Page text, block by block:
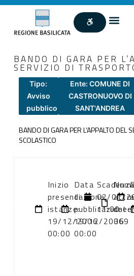
BANDO DI GARA PER
SERVIZIO DI
Tipo:
Avviso
pubblico
Ente: COMUNE DI
CASTRONUOVO DI
SANT'ANDREA
BANDO DI GARA PER L’APPALTO DEL
SCOLASTICO
Inizio
presentazione
istanze:
19/12/2006
00:00
Data
di
pubblicazione:
19/12/2006
00:00
02/01/
11:00
atto:
369